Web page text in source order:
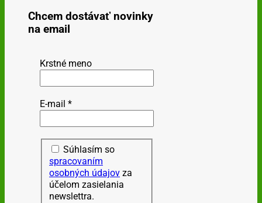
Chcem dostávať novinky
na email
Krstné meno
E-mail *
Súhlasím so
spracovaním
osobných údajov za
účelom zasielania
newslettra.